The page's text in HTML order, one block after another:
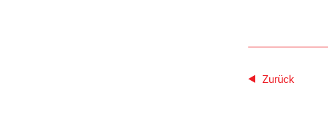
Zurück